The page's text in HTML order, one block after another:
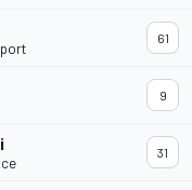
61
9
31